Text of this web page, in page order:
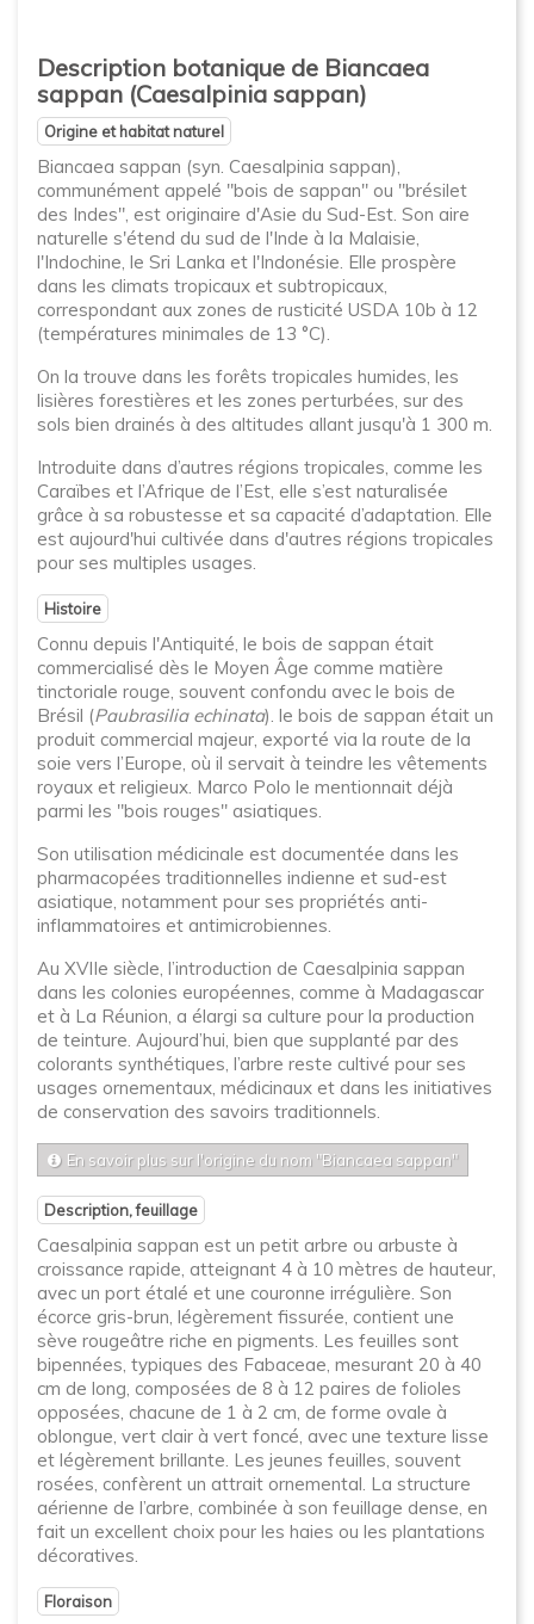
Description botanique de Biancaea
sappan (Caesalpinia sappan)
Origine et habitat naturel
Biancaea sappan (syn. Caesalpinia sappan),
communément appelé "bois de sappan" ou "brésilet
des Indes", est originaire d'Asie du Sud-Est. Son aire
naturelle s'étend du sud de l'Inde à la Malaisie,
l'Indochine, le Sri Lanka et l'Indonésie. Elle prospère
dans les climats tropicaux et subtropicaux,
correspondant aux zones de rusticité USDA 10b à 12
(températures minimales de 13 °C).
On la trouve dans les forêts tropicales humides, les
lisières forestières et les zones perturbées, sur des
sols bien drainés à des altitudes allant jusqu'à 1 300 m.
Introduite dans d’autres régions tropicales, comme les
Caraïbes et l’Afrique de l’Est, elle s’est naturalisée
grâce à sa robustesse et sa capacité d’adaptation. Elle
est aujourd'hui cultivée dans d'autres régions tropicales
pour ses multiples usages.
Histoire
Connu depuis l'Antiquité, le bois de sappan était
commercialisé dès le Moyen Âge comme matière
tinctoriale rouge, souvent confondu avec le bois de
Brésil (Paubrasilia echinata). le bois de sappan était un
produit commercial majeur, exporté via la route de la
soie vers l’Europe, où il servait à teindre les vêtements
royaux et religieux. Marco Polo le mentionnait déjà
parmi les "bois rouges" asiatiques.
Son utilisation médicinale est documentée dans les
pharmacopées traditionnelles indienne et sud-est
asiatique, notamment pour ses propriétés anti-
inflammatoires et antimicrobiennes.
Au XVIIe siècle, l’introduction de Caesalpinia sappan
dans les colonies européennes, comme à Madagascar
et à La Réunion, a élargi sa culture pour la production
de teinture. Aujourd’hui, bien que supplanté par des
colorants synthétiques, l’arbre reste cultivé pour ses
usages ornementaux, médicinaux et dans les initiatives
de conservation des savoirs traditionnels.
En savoir plus sur l'origine du nom "Biancaea sappan"
Description, feuillage
Caesalpinia sappan est un petit arbre ou arbuste à
croissance rapide, atteignant 4 à 10 mètres de hauteur,
avec un port étalé et une couronne irrégulière. Son
écorce gris-brun, légèrement fissurée, contient une
sève rougeâtre riche en pigments. Les feuilles sont
bipennées, typiques des Fabaceae, mesurant 20 à 40
cm de long, composées de 8 à 12 paires de folioles
opposées, chacune de 1 à 2 cm, de forme ovale à
oblongue, vert clair à vert foncé, avec une texture lisse
et légèrement brillante. Les jeunes feuilles, souvent
rosées, confèrent un attrait ornemental. La structure
aérienne de l’arbre, combinée à son feuillage dense, en
fait un excellent choix pour les haies ou les plantations
décoratives.
Floraison